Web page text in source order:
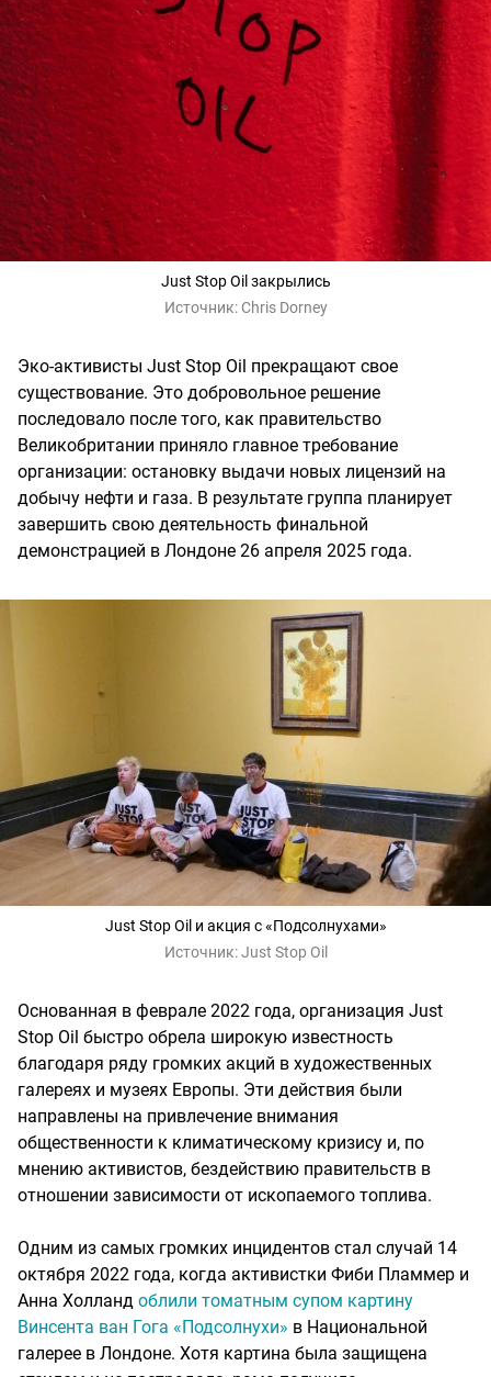
Just Stop Oil закрылись
Источник: Chris Dorney
Эко-активисты Just Stop Oil прекращают свое
существование. Это добровольное решение
последовало после того, как правительство
Великобритании приняло главное требование
организации: остановку выдачи новых лицензий на
добычу нефти и газа. В результате группа планирует
завершить свою деятельность финальной
демонстрацией в Лондоне 26 апреля 2025 года.
Just Stop Oil и акция с «Подсолнухами»
Источник:Just Stop Oil
Основанная в феврале 2022 года, организация Just
Stop Oil быстро обрела широкую известность
благодаря ряду громких акций в художественных
галереях и музеях Европы. Эти действия были
направлены на привлечение внимания
общественности к климатическому кризису и, по
мнению активистов, бездействию правительств в
отношении зависимости от ископаемого топлива.
Одним из самых громких инцидентов стал случай 14
октября 2022 года, когда активистки Фиби Пламмер и
Анна Холланд облили томатным супом картину
Винсента ван Гога «Подсолнухи» в Национальной
галерее в Лондоне. Хотя картина была защищена